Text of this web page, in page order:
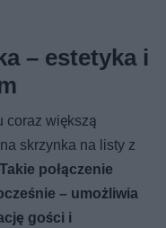
– estetyka i
coraz większą
skrzynka na listy z
Takie połączenie
– umożliwia
gości i